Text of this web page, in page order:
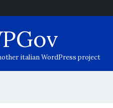
italian WordPress project